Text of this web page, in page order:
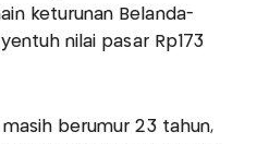
keturunan Belanda-
nilai pasar Rp173
berumur 23 tahun,